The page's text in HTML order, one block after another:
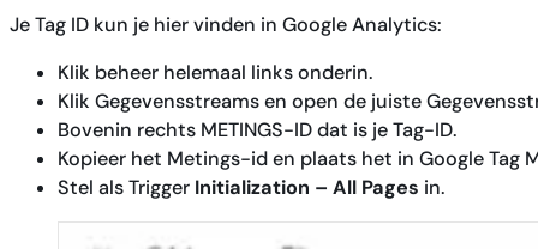
Je Tag ID kun je hier vinden in Google Analytics:
Klik beheer helemaal links onderin.
Klik Gegevensstreams en open de juiste
Bovenin rechts METINGS-ID dat is je Tag-ID.
Kopieer het Metings-id en plaats het in Google Tag
Stel als Trigger Initialization – All Pages in.